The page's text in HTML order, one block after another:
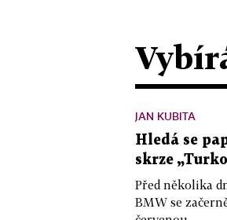
JAN KUBITA
Hledá se
skrze
Před několika
BMW se